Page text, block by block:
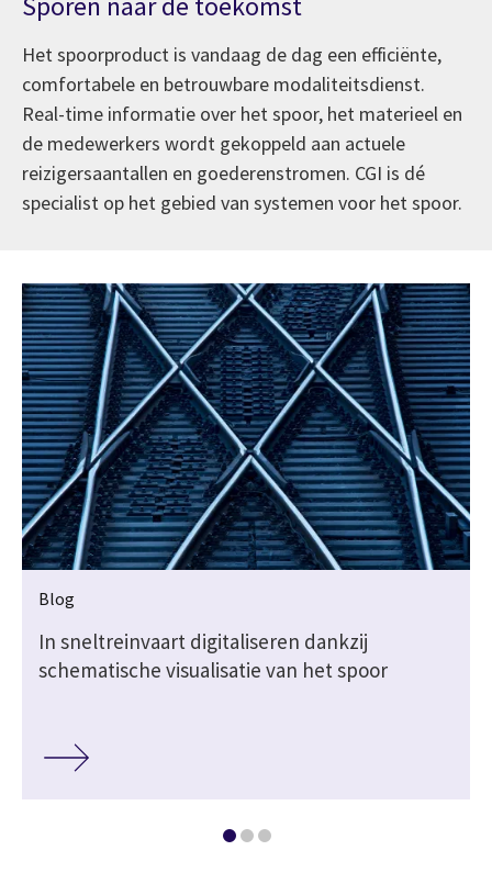
Het spoorproduct is vandaag de dag een efficiënte,
comfortabele en betrouwbare modaliteitsdienst.
Real-time informatie over het spoor, het materieel en
de medewerkers wordt gekoppeld aan actuele
reizigersaantallen en goederenstromen. CGI is dé
specialist op het gebied van systemen voor het spoor.
Blog
In sneltreinvaart digitaliseren dankzij
schematische visualisatie van het spoor